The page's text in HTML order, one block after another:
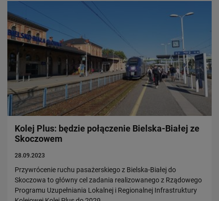
Kolej Plus: będzie połączenie Bielska-Białej ze
Skoczowem
28.09.2023
Przywrócenie ruchu pasażerskiego z Bielska-Białej do
Skoczowa to główny cel zadania realizowanego z Rządowego
Programu Uzupełniania Lokalnej i Regionalnej Infrastruktury